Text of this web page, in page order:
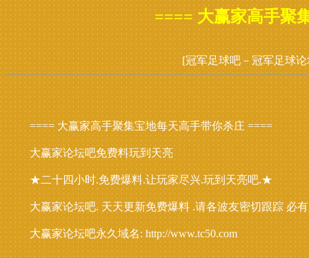
==== 大赢家高手聚
[冠军足球吧－冠军足球
==== 大赢家高手聚集宝地每天高手带你杀庄 ====
大赢家论坛吧免费料玩到天亮
★二十四小时.免费爆料.让玩家尽兴.玩到天亮吧.★
大赢家论坛吧. 天天更新免费爆料 .请各波友密切跟踪 必
大赢家论坛吧永久域名: http://www.tc50.com